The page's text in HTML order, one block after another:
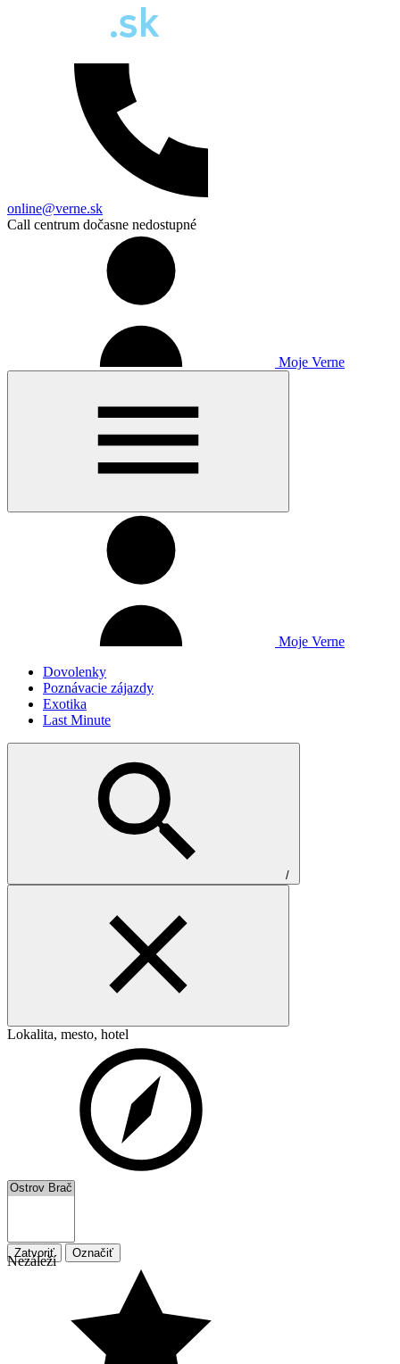
online@verne.sk
Call centrum dočasne nedostupné
Moje Verne
Moje Verne
Dovolenky
Poznávacie zájazdy
Exotika
Last Minute
/
Lokalita, mesto, hotel
Zatvoriť Označiť
Nezáleží